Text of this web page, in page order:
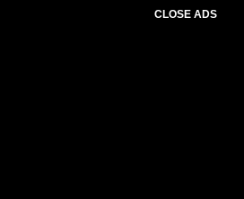
CLOSE ADS